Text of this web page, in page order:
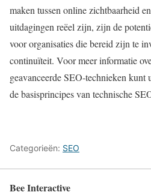
maken tussen online zichtbaarheid
uitdagingen reëel zijn, zijn de
voor organisaties die bereid zijn te
continuïteit. Voor meer informatie
geavanceerde SEO-technieken kunt
de basisprincipes van technische
Categorieën: SEO
Bee Interactive